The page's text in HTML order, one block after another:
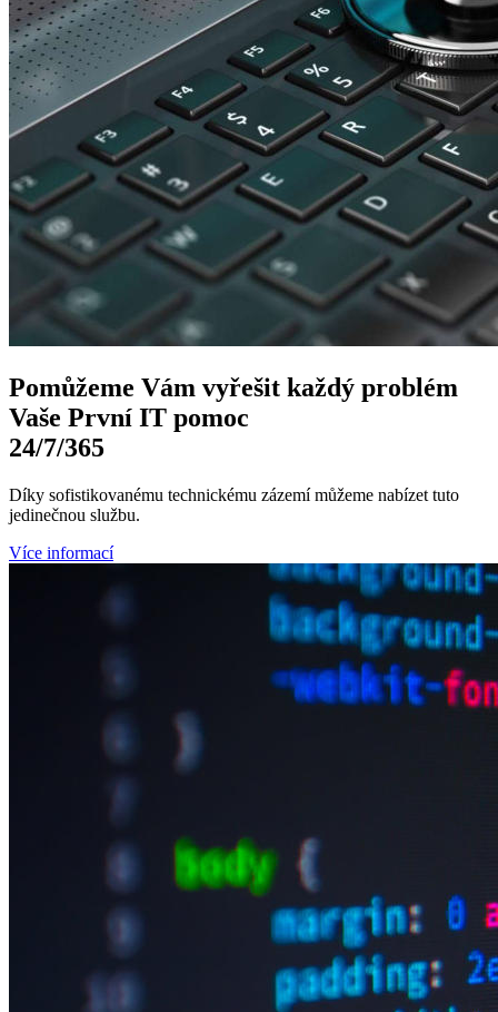
Pomůžeme Vám vyřešit každý problém
Vaše První IT pomoc
24/7/365
Díky sofistikovanému technickému zázemí můžeme nabízet tuto
jedinečnou službu.
Více informací